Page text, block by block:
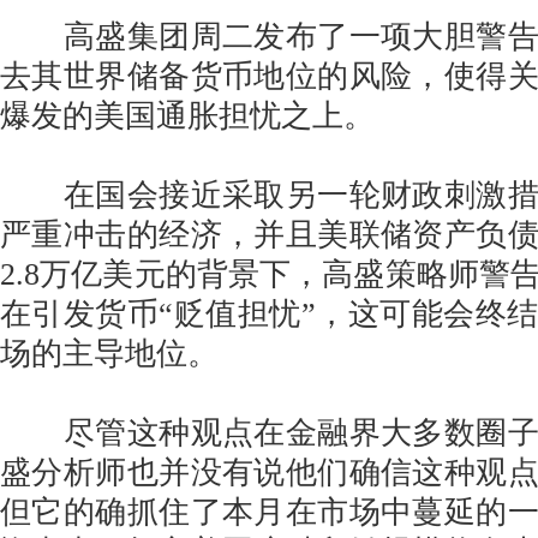
高盛集团周二发布了一项大胆警告
去其世界储备货币地位的风险，使得
爆发的美国通胀担忧之上。
在国会接近采取另一轮财政刺激措
严重冲击的经济，并且美联储资产负
2.8万亿美元的背景下，高盛策略师警
在引发货币“贬值担忧”，这可能会终
场的主导地位。
尽管这种观点在金融界大多数圈子
盛分析师也并没有说他们确信这种观
但它的确抓住了本月在市场中蔓延的